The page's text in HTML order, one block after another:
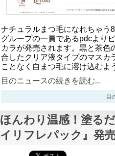
ナチュラルまつ毛になれちゃう
グループの一員であるpdcより
カラが発売されます。黒と茶色
合したクリア液タイプのマスカ
ことなく自まつ毛に溶け込む
目のニュースの続きを読む...
目
ほんわり温感！塗る
イリフレパック』発